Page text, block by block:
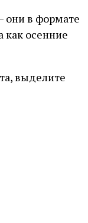
они в формате
как осенние
выделите